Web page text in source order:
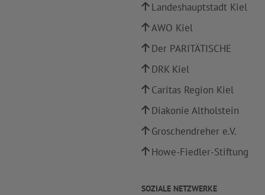
Landeshauptstadt Kiel
AWO Kiel
Der PARITÄTISCHE
DRK Kiel
Caritas Region Kiel
Diakonie Altholstein
Groschendreher e.V.
Howe-Fiedler-Stiftung
SOZIALE NETZWERKE